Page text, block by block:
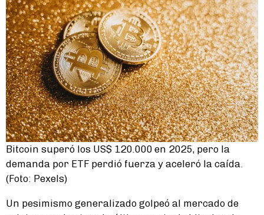
Bitcoin superó los US$ 120.000 en 2025, pero la
demanda por ETF perdió fuerza y aceleró la caída.
(Foto: Pexels)
Un pesimismo generalizado golpeó al mercado de